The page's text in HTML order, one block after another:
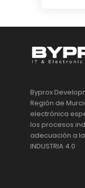
Byprox
Región de
electrónica
los procesos
adecuación a
INDUSTRIA 4.0